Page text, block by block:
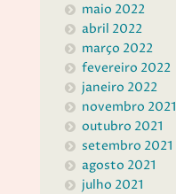
maio 2022
abril 2022
março 2022
fevereiro 2022
janeiro 2022
novembro 2021
outubro 2021
setembro 2021
agosto 2021
julho 2021